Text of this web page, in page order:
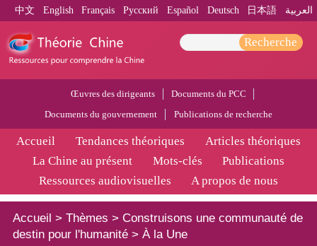
中文 English Français Pусский Español Deutsch 日本語 العربية
Recherche
Œuvres des dirigeants
Documents du PCC
Documents du gouvernement
Publications de recherche
Accueil Tendances théoriques
Articles théoriques
La Chine au présent
Mots-clés
Publications
Ressources audiovisuelles
A propos de nous
Accueil > Thèmes > Construisons une communauté de
destin pour l'humanité> À la Une